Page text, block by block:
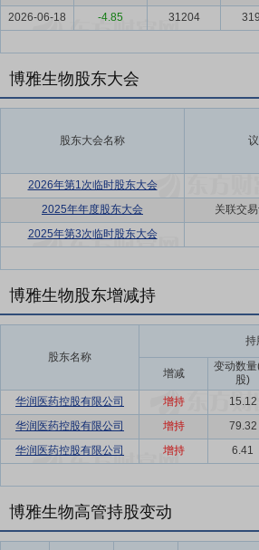
2026-06-18
-4.85 31204
博雅生物股东大会
股东大会名称
2026年第1次临时股东大会
2025年年度股东大会
关联交
2025年第3次临时股东大会
博雅生物股东增减持
股东名称
持
增减
变动数
股)
华润医药控股有限公司
增持 15.12
华润医药控股有限公司
增持 79.32
华润医药控股有限公司
增持 6.41
博雅生物高管持股变动